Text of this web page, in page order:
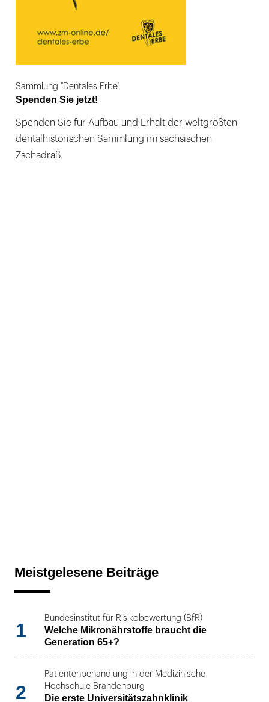
Sammlung "Dentales Erbe"
Spenden Sie jetzt!
Spenden Sie für Aufbau und Erhalt der weltgrößten
dentalhistorischen Sammlung im sächsischen
Zschadraß.
Meistgelesene Beiträge
1
Bundesinstitut für Risikobewertung (BfR)
Welche Mikronährstoffe braucht die
Generation 65+?
2
Patientenbehandlung in der Medizinische
Hochschule Brandenburg
Die erste Universitätszahnklinik